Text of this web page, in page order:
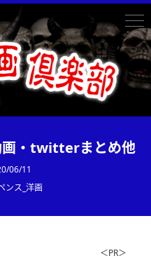
画・twitterまとめ他
06/11
ンス_洋画
＜PR＞